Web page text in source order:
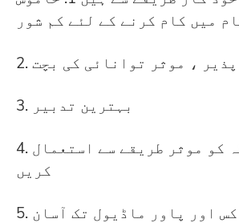
میں کام کرنے کے لئے کم شور
پذیر ، موثر توانائی کی بچت
3. بہترین تدبیر
4. کام کی جگہ کو موثر طریقے سے استعمال
کریں
5. بیٹری باکس اور پاور ماڈیول تک آسان